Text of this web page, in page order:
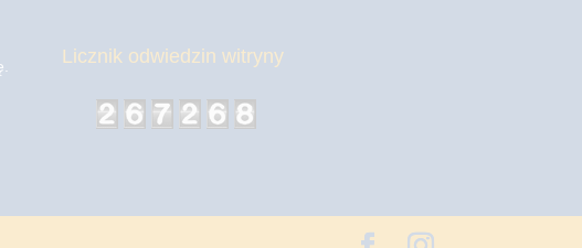
Licznik odwiedzin witryny